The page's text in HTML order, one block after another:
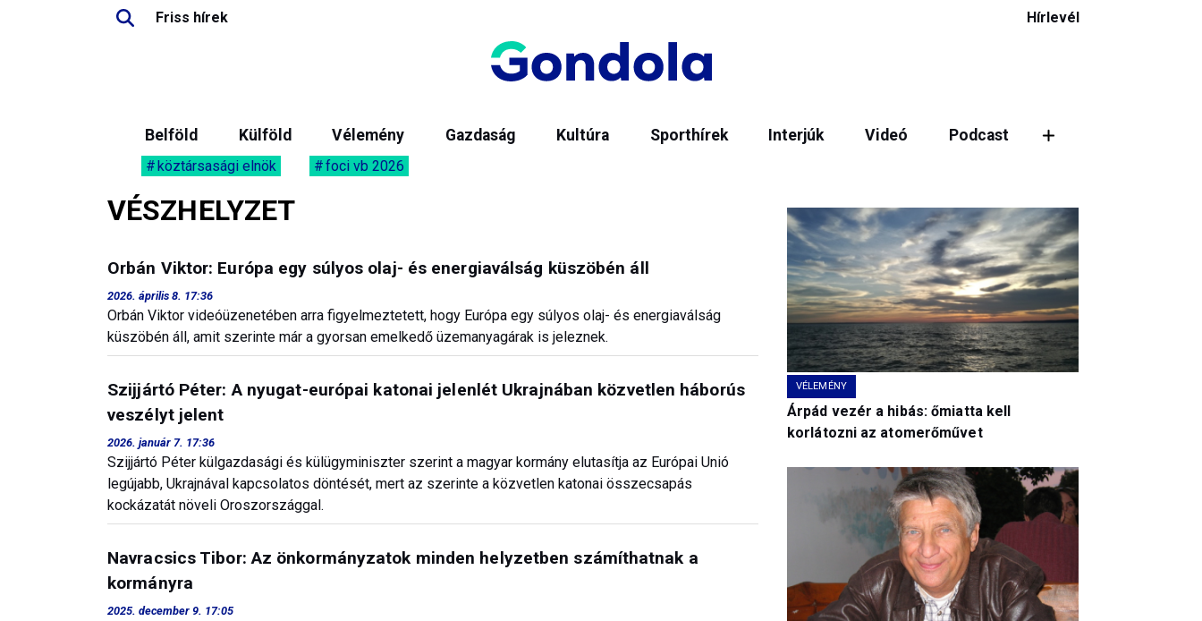
Friss hírek Hírlevél
Belföld Külföld Vélemény Gazdaság Kultúra Sporthírek Interjúk Videó Podcast
köztársasági elnök foci vb 2026
VÉSZHELYZET
Orbán Viktor: Európa egy súlyos olaj- és energiaválság küszöbén áll
2026. április 8. 17:36
Orbán Viktor videóüzenetében arra figyelmeztetett, hogy Európa egy súlyos olaj- és energiaválság
küszöbén áll, amit szerinte már a gyorsan emelkedő üzemanyagárak is jeleznek.
Szijjártó Péter: A nyugat-európai katonai jelenlét Ukrajnában közvetlen háborús
veszélyt jelent
2026. január 7. 17:36
Szijjártó Péter külgazdasági és külügyminiszter szerint a magyar kormány elutasítja az Európai Unió
legújabb, Ukrajnával kapcsolatos döntését, mert az szerinte a közvetlen katonai összecsapás
kockázatát növeli Oroszországgal.
Navracsics Tibor: Az önkormányzatok minden helyzetben számíthatnak a
kormányra
2025. december 9. 17:05
VÉLEMÉNY
Árpád vezér a hibás: őmiatta kell
korlátozni az atomerőművet